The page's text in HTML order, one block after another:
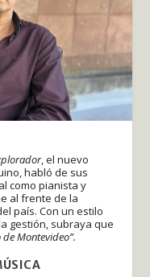
, el nuevo
habló de sus
como pianista y
al frente de la
país. Con un estilo
gestión, subraya que
Montevideo”.